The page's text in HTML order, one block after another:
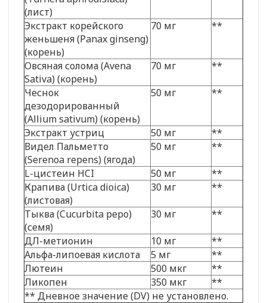
(лист)
Экстракт корейского
женьшеня (Panax ginseng)
(корень)
70 мг **
Овсяная солома (Avena
Sativa) (корень)
70 мг **
Чеснок
дезодорированный
(Allium sativum) (корень)
50 мг **
Экстракт устриц 50 мг
**
Видел Пальметто
(Serenoa repens) (ягода)
50 мг **
L-цистеин HCI 50 мг
**
Крапива (Urtica dioica)
(листовая)
30 мг **
Тыква (Cucurbita pepo)
(семя)
30 мг **
ДЛ-метионин 10 мг
**
Альфа-липоевая кислота
5 мг
**
Лютеин
500 мкг
**
Ликопен
350 мкг
**
** Дневное значение (DV) не установлено.